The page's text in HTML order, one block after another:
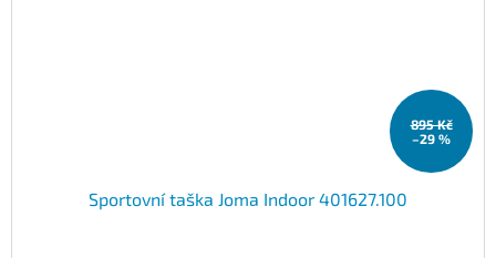
895 Kč
–29 %
Sportovní taška Joma Indoor 401627.100